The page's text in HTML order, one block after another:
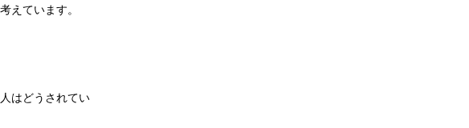
えています。
はどうされてい